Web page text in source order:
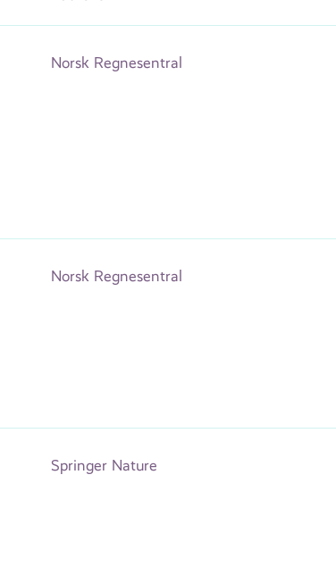
Norsk Regnesentral
Norsk Regnesentral
Springer Nature